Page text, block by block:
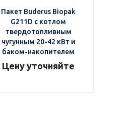
Пакет Buderus Biopak
G211D с котлом
твердотопливным
чугунным 20-42 кВт и
баком-накопителем
Цену уточняйте